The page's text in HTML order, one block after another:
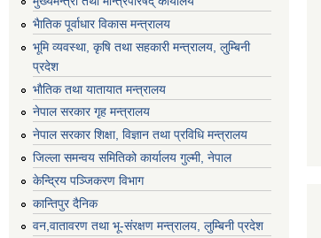
भैातिक पूर्वाधार विकास मन्त्रालय
भूमि व्यवस्था, कृषि तथा सहकारी मन्त्रालय, लु्म्बिनी
प्रदेश
भाैतिक तथा यातायात मन्त्रालय
नेपाल सरकार गृह मन्त्रालय
नेपाल सरकार शिक्षा, विज्ञान तथा प्रविधि मन्त्रालय
जिल्ला समन्वय समितिको कार्यालय गुल्मी, नेपाल
केन्द्रिय पञ्जिकरण विभाग
कान्तिपुर दैनिक
वन,वातावरण तथा भू-संरक्षण मन्त्रालय, लुम्बिनी प्रदेश